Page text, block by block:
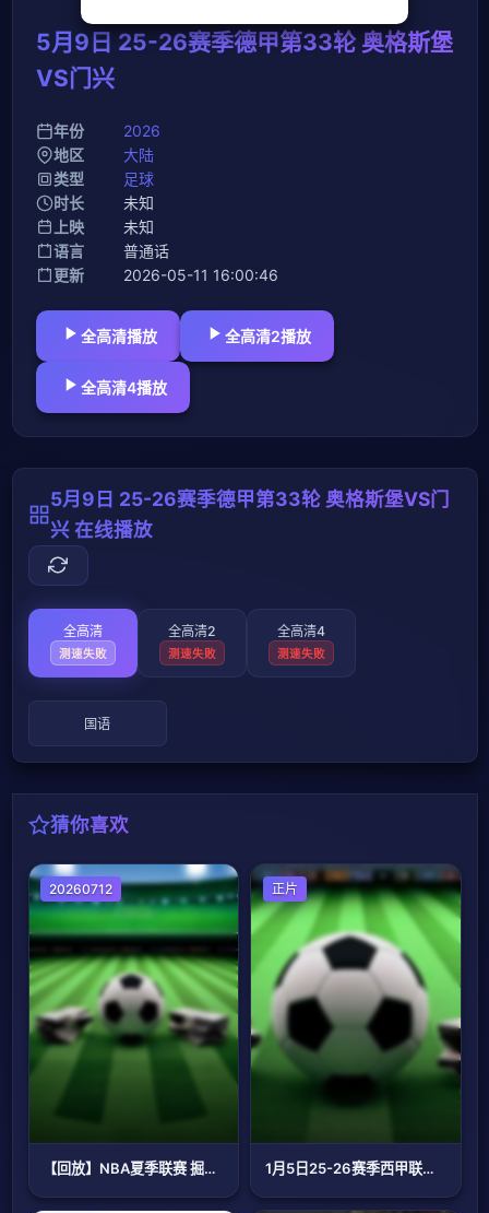
5月9日 25-26赛季德甲第33轮 奥格斯堡
VS门兴
年份
2026
地区
大陆
类型
足球
时长
未知
上映
未知
语言
普通话
更新
2026-05-11 16:00:46
全高清播放 全高清2播放
全高清4播放
5月9日 25-26赛季德甲第33轮 奥格斯堡VS门
兴 在线播放
全高清
测速失败
全高清2
测速失败
全高清4
测速失败
国语
猜你喜欢
足球
20260712
【回放】NBA夏季联赛 掘金VS森林狼
正片
1月5日25-26赛季西甲联赛 马略卡VS吉罗纳